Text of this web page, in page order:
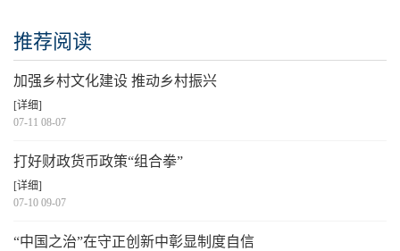
推荐阅读
加强乡村文化建设 推动乡村振兴
[详细]
07-11 08-07
打好财政货币政策“组合拳”
[详细]
07-10 09-07
“中国之治”在守正创新中彰显制度自信